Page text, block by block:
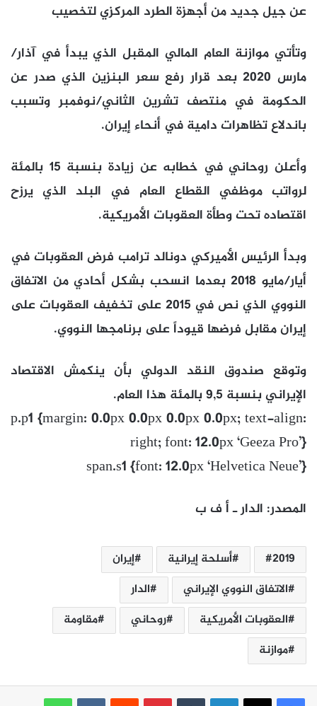
عن جيل جديد من أجهزة الطرد المركزي لتخصيب
وتأتي موازنة العام المالي المقبل الذي يبدأ في آذار/
مارس 2020 بعد قرار رفع سعر البنزين الذي صدر عن
الحكومة في منتصف تشرين الثاني/نوفمبر وتسبب
باندلاع تظاهرات دامية في أنحاء إيران.
وأعلن روحاني في خطابه عن زيادة بنسبة 15 بالمئة
لرواتب موظفي القطاع العام في البلد الذي يرزح
اقتصاده تحت وطأة العقوبات الأمريكية.
وبدأ الرئيس الأميركي دونالد ترامب فرض العقوبات في
أيار/مايو 2018 بعدما انسحب بشكل أحادي من الاتفاق
النووي الذي نص في 2015 على تخفيف العقوبات على
إيران مقابل فرضها قيوداً على برنامجها النووي.
وتوقع صندوق النقد الدولي بأن ينكمش الاقتصاد
الإيراني بنسبة 9,5 بالمئة هذا العام.
p.p1 {margin: 0.0px 0.0px 0.0px 0.0px; text-align:
right; font: 12.0px ‘Geeza Pro’}
span.s1 {font: 12.0px ‘Helvetica Neue’}
المصدر: الدارـأ ف ب
2019 أسلحة إيرانية
إيران
الاتفاق النووي الإيراني
الدار
العقوبات الأمريكية
روحاني
مقاومة
موازنة
لينكدإن بينتيريست
واتساب